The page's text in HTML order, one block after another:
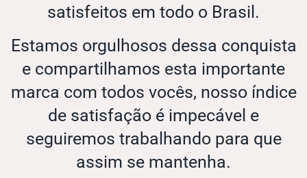
satisfeitos em todo o Brasil.
Estamos orgulhosos dessa conquista
e compartilhamos esta importante
marca com todos vocês, nosso índice
de satisfação é impecável e
seguiremos trabalhando para que
assim se mantenha.